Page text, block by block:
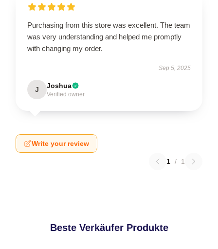
Purchasing from this store was excellent. The team
was very understanding and helped me promptly
with changing my order.
Sep 5, 2025
J Joshua
Verified owner
Write your review
1 / 1
Beste Verkäufer Produkte